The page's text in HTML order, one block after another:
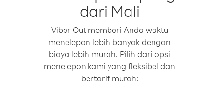
dari Mali
Viber Out memberi Anda waktu
menelepon lebih banyak dengan
biaya lebih murah. Pilih dari opsi
menelepon kami yang fleksibel dan
bertarif murah: